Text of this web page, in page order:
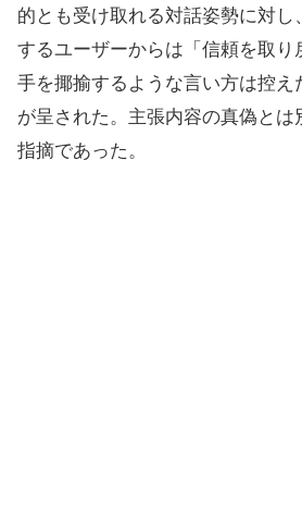
的とも受け取れる対話姿勢に対し
するユーザーからは「信頼を取り
手を揶揄するような言い方は控え
が呈された。主張内容の真偽とは
指摘であった。